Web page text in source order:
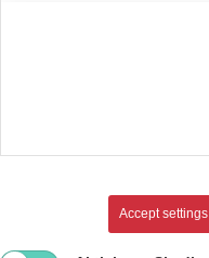
Accept settings